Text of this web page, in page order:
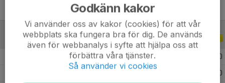
ALLA SERIER ALLA ÅR
0
0
Godkänn kakor
Vi använder oss av kakor (cookies) för att vår
webbplats ska fungera bra för dig. De används
även för webbanalys i syfte att hjälpa oss att
förbättra våra tjänster.
Så använder vi cookies